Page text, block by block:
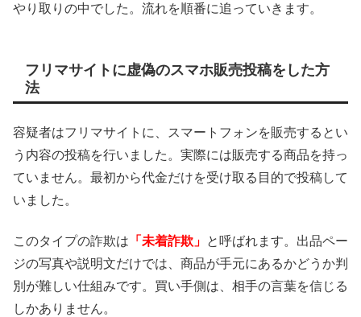
やり取りの中でした。流れを順番に追っていきます。
フリマサイトに虚偽のスマホ販売投稿をした方
法
容疑者はフリマサイトに、スマートフォンを販売するとい
う内容の投稿を行いました。実際には販売する商品を持っ
ていません。最初から代金だけを受け取る目的で投稿して
いました。
このタイプの詐欺は 「未着詐欺」 と呼ばれます。出品ペー
ジの写真や説明文だけでは、商品が手元にあるかどうか判
別が難しい仕組みです。買い手側は、相手の言葉を信じる
しかありません。